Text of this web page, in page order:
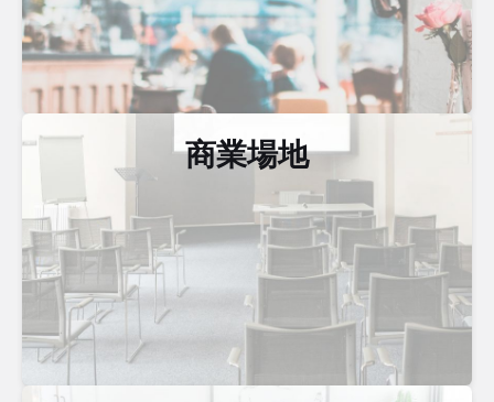
商業場地